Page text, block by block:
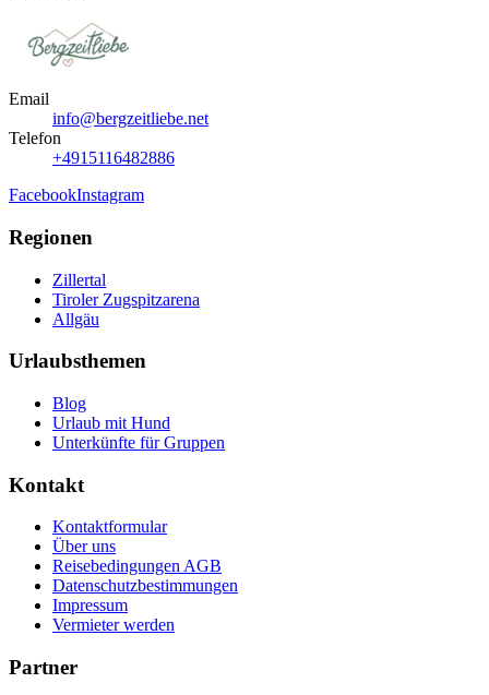
Email
info@bergzeitliebe.net
Telefon
+4915116482886
FacebookInstagram
Regionen
Zillertal
Tiroler Zugspitzarena
Allgäu
Urlaubsthemen
Blog
Urlaub mit Hund
Unterkünfte für Gruppen
Kontakt
Kontaktformular
Über uns
Reisebedingungen AGB
Datenschutzbestimmungen
Impressum
Vermieter werden
Partner